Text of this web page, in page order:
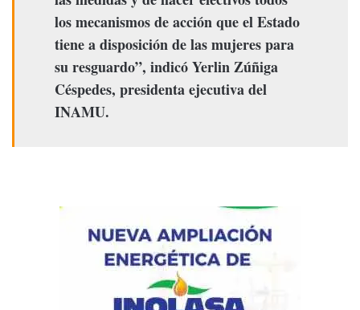
los mecanismos de acción que el Estado
tiene a disposición de las mujeres para
su resguardo”, indicó Yerlin Zúñiga
Céspedes, presidenta ejecutiva del
INAMU.